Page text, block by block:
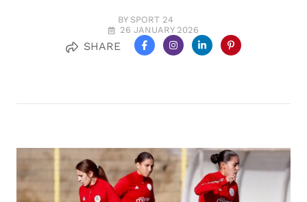
BY SPORT 24
26 JANUARY 2026
SHARE